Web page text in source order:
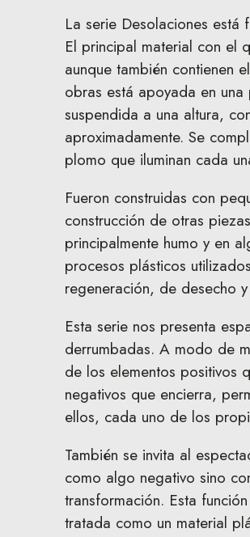
La serie Desolaciones
El principal material con el
aunque también contienen
obras está apoyada en
suspendida a una altura,
aproximadamente. Se
plomo que iluminan cada
Fueron construidas con
construcción de otras
principalmente humo y en
procesos plásticos
regeneración, de desecho
Esta serie nos presenta
derrumbadas. A modo de
de los elementos positivos
negativos que encierra,
ellos, cada uno de los
También se invita al
como algo negativo sino
transformación. Esta
tratada como un material